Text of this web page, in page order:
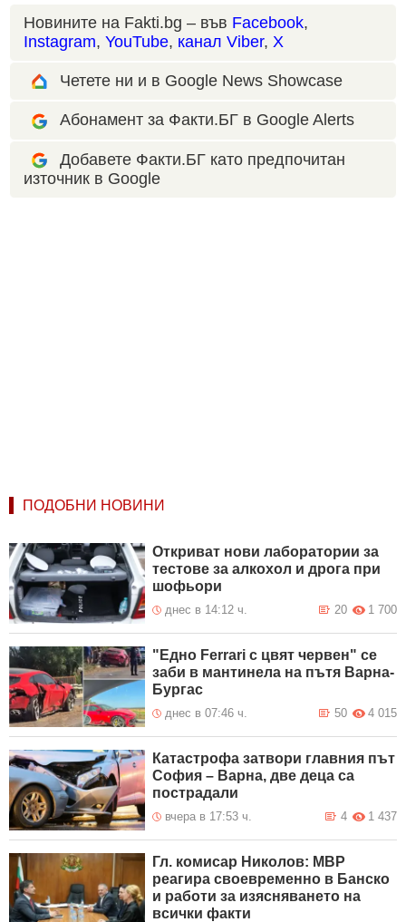
Новините на Fakti.bg – във Facebook,
Instagram, YouTube, канал Viber, X
Четете ни и в Google News Showcase
Абонамент за Факти.БГ в Google Alerts
Добавете Факти.БГ като предпочитан
източник в Google
ПОДОБНИ НОВИНИ
Откриват нови лаборатории за
тестове за алкохол и дрога при
шофьори
днес в 14:12 ч. 1 700
20
"Едно Ferrari с цвят червен" се
заби в мантинела на пътя Варна-
Бургас
днес в 07:46 ч. 4 015
50
Катастрофа затвори главния път
София – Варна, две деца са
пострадали
вчера в 17:53 ч. 1 437
4
Гл. комисар Николов: МВР
реагира своевременно в Банско
и работи за изясняването на
всички факти